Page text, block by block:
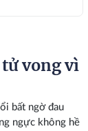
vong vì
bất ngờ đau
ngực không hề